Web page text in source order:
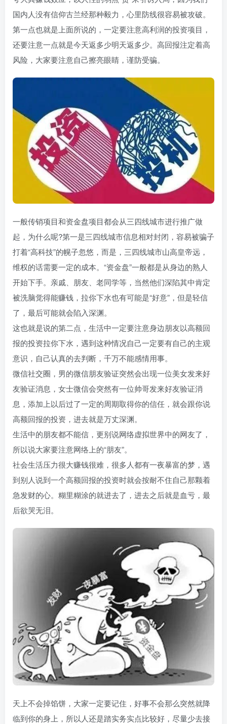
国内人没有信仰古兰经那种毅力，心里防线很容易被攻破。
第一点也就是上面所说的，一定要注意高利润的投资项目，
还要注意一点就是今天返多少明天返多少。高回报注定着高
风险，大家要注意自己擦亮眼睛，谨防受骗。
一般传销项目和资金盘项目都会从三四线城市进行推广做
起，为什么呢?第一是三四线城市信息相对封闭，容易被骗子
打着“高科技”的幌子忽悠，而是，三四线城市山高皇帝远，
维权的话需要一定的成本。“资金盘”一般都是从身边的熟人
开始下手。亲戚、朋友、老同学等，当然他们深陷其中肯定
被洗脑觉得能赚钱，拉你下水也有可能是“好意”，但是轻信
了，最后可能就会陷入深渊。
这也就是说的第二点，生活中一定要注意身边朋友以高额回
报的投资拉你下水，遇到这种情况自己一定要有自己的主观
意识，自己认真的去判断，千万不能感情用事。
微信社交圈，男的微信朋友验证突然会出现一位美女发来好
友验证消息，女士微信会突然有一位帅哥发来好友验证消
息，添加上以后过了一定的周期取得你的信任，就会跟你说
高额回报的投资，进去就是万丈深渊。
生活中的朋友都不能信，更别说网络虚拟世界中的网友了，
所以说大家要注意网络上的“朋友”。
社会生活压力很大赚钱很难，很多人都有一夜暴富的梦，遇
到别人说到一个高额回报的投资时就会按耐不住自己那颗着
急发财的心。糊里糊涂的就进去了，进去之后就是血亏，最
后欲哭无泪。
天上不会掉馅饼，大家一定要记住，好事不会那么突然就降
临到你的身上，所以人还是踏实务实点比较好，尽量少去接